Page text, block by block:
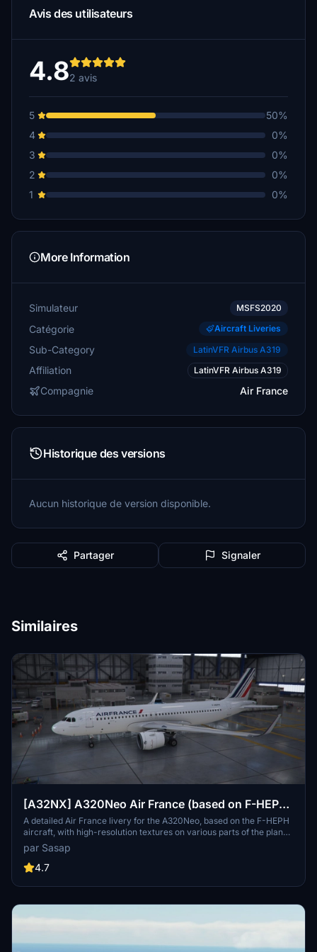
Avis des utilisateurs
4.82 avis
5
50%
4
0%
3
0%
2
0%
1
0%
More Information
Simulateur MSFS2020
Catégorie Aircraft Liveries
Sub-Category LatinVFR Airbus A319
Affiliation LatinVFR Airbus A319
Compagnie Air France
Historique des versions
Aucun historique de version disponible.
Partager Signaler
Similaires
[A32NX] A320Neo Air France (based on F-HEPH)
(clean/dirt)
A detailed Air France livery for the A320Neo, based on the F-HEPH
aircraft, with high-resolution textures on various parts of the plane.
Available for both the default Asobo A320 and FlyByWire A320
models. Simply drag and drop into your community folder to install.
par Sasap
4.7